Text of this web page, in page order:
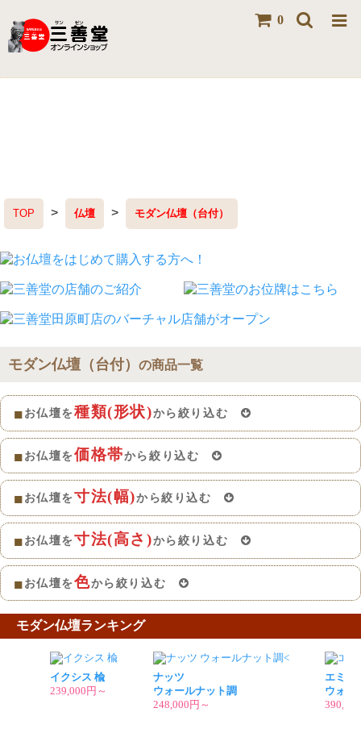
0
TOP > 仏壇 > モダン仏壇（台付）
モダン仏壇（台付） の商品一覧
■お仏壇を種類(形状)から絞り込む
■お仏壇を価格帯から絞り込む
■お仏壇を寸法(幅)から絞り込む
■お仏壇を寸法(高さ)から絞り込む
■お仏壇を色から絞り込む
モダン仏壇ランキング
イクシス 楡
239,000円～
ナッツ
ウォールナット調
248,000円～
エミュ
ウォー